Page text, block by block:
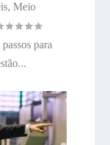
, Meio
para